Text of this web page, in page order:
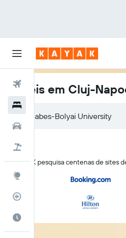
Voos
Rastreador de voos
Hotéis em Cluj-
Babes-Bolyai University
O KAYAK pesquisa centenas de sites